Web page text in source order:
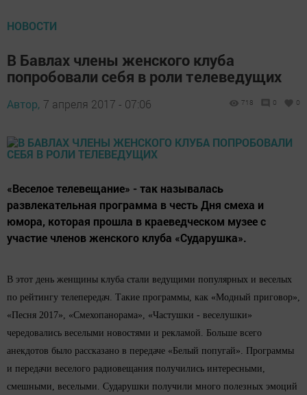
НОВОСТИ
В Бавлах члены женского клуба
попробовали себя в роли телеведущих
Автор, 7 апреля 2017 - 07:06 718 0 0
«Веселое телевещание» - так называлась
развлекательная программа в честь Дня смеха и
юмора, которая прошла в краеведческом музее с
участие членов женского клуба «Сударушка».
В этот день женщины клуба стали ведущими популярных и веселых
по рейтингу телепередач. Такие программы, как «Модный приговор»,
«Песня 2017», «Смехопанорама», «Частушки - веселушки»
чередовались веселыми новостями и рекламой. Больше всего
анекдотов было рассказано в передаче «Белый попугай». Программы
и передачи веселого радиовещания получились интересными,
смешными, веселыми. Сударушки получили много полезных эмоций